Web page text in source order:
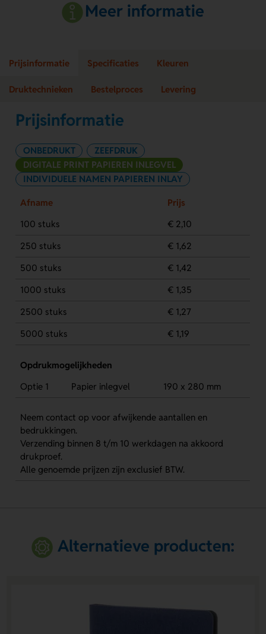
Meer informatie
Prijsinformatie Specificaties Kleuren
Druktechnieken Bestelproces Levering
Prijsinformatie
ONBEDRUKT
ZEEFDRUK
DIGITALE PRINT PAPIEREN INLEGVEL
INDIVIDUELE NAMEN PAPIEREN INLAY
Afname
Prijs
100 stuks
€ 2,10
250 stuks
€ 1,62
500 stuks
€ 1,42
1000 stuks
€ 1,35
2500 stuks
€ 1,27
5000 stuks
€ 1,19
Opdrukmogelijkheden
Optie 1
Papier inlegvel 190 x 280 mm
Neem contact op voor afwijkende aantallen en
bedrukkingen.
Verzending binnen 8 t/m 10 werkdagen na akkoord
drukproef.
Alle genoemde prijzen zijn exclusief BTW.
Alternatieve producten: